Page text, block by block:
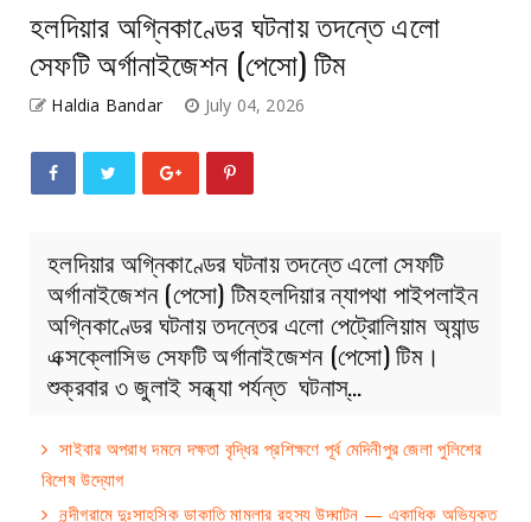
হলদিয়ার অগ্নিকাণ্ডের ঘটনায় তদন্তে এলো
সেফটি অর্গানাইজেশন (পেসো) টিম
Haldia Bandar July 04, 2026
হলদিয়ার অগ্নিকাণ্ডের ঘটনায় তদন্তে এলো সেফটি
অর্গানাইজেশন (পেসো) টিমহলদিয়ার ন্যাপথা পাইপলাইন
অগ্নিকাণ্ডের ঘটনায় তদন্তের এলো পেট্রোলিয়াম অ্যান্ড
এক্সক্লোসিভ সেফটি অর্গানাইজেশন (পেসো) টিম।
শুক্রবার ৩ জুলাই সন্ধ্যা পর্যন্ত ঘটনাস্…
সাইবার অপরাধ দমনে দক্ষতা বৃদ্ধির প্রশিক্ষণে পূর্ব মেদিনীপুর জেলা পুলিশের
বিশেষ উদ্যোগ
নন্দীগ্রামে দুঃসাহসিক ডাকাতি মামলার রহস্য উদ্ঘাটন — একাধিক অভিযুক্ত